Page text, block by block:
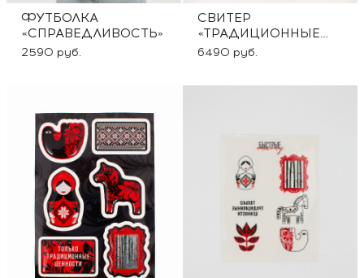
ФУТБОЛКА
«СПРАВЕДЛИВОСТЬ»
2590 руб.
СВИТЕР
«ТРАДИЦИОННЫЕ
ЦЕННОСТИ»
6490 руб.